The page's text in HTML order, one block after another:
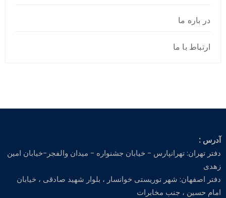
در باره ما
ارتباط با ما
آدرس :
دفتر تهران: تهرانپارس - خیابان جشنواره - میدان والفجر-خیابان امین
زهدی
دفتر اصفهان: شهر توریستی خوانسار ، بلوار شهید صادقی ، خیابان
امام حسین ، جنب مخابرات